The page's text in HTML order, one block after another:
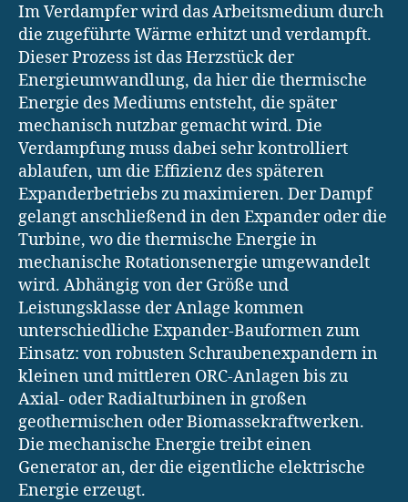
Im Verdampfer wird das Arbeitsmedium durch
die zugeführte Wärme erhitzt und verdampft.
Dieser Prozess ist das Herzstück der
Energieumwandlung, da hier die thermische
Energie des Mediums entsteht, die später
mechanisch nutzbar gemacht wird. Die
Verdampfung muss dabei sehr kontrolliert
ablaufen, um die Effizienz des späteren
Expanderbetriebs zu maximieren. Der Dampf
gelangt anschließend in den Expander oder die
Turbine, wo die thermische Energie in
mechanische Rotationsenergie umgewandelt
wird. Abhängig von der Größe und
Leistungsklasse der Anlage kommen
unterschiedliche Expander-Bauformen zum
Einsatz: von robusten Schraubenexpandern in
kleinen und mittleren ORC-Anlagen bis zu
Axial- oder Radialturbinen in großen
geothermischen oder Biomassekraftwerken.
Die mechanische Energie treibt einen
Generator an, der die eigentliche elektrische
Energie erzeugt.